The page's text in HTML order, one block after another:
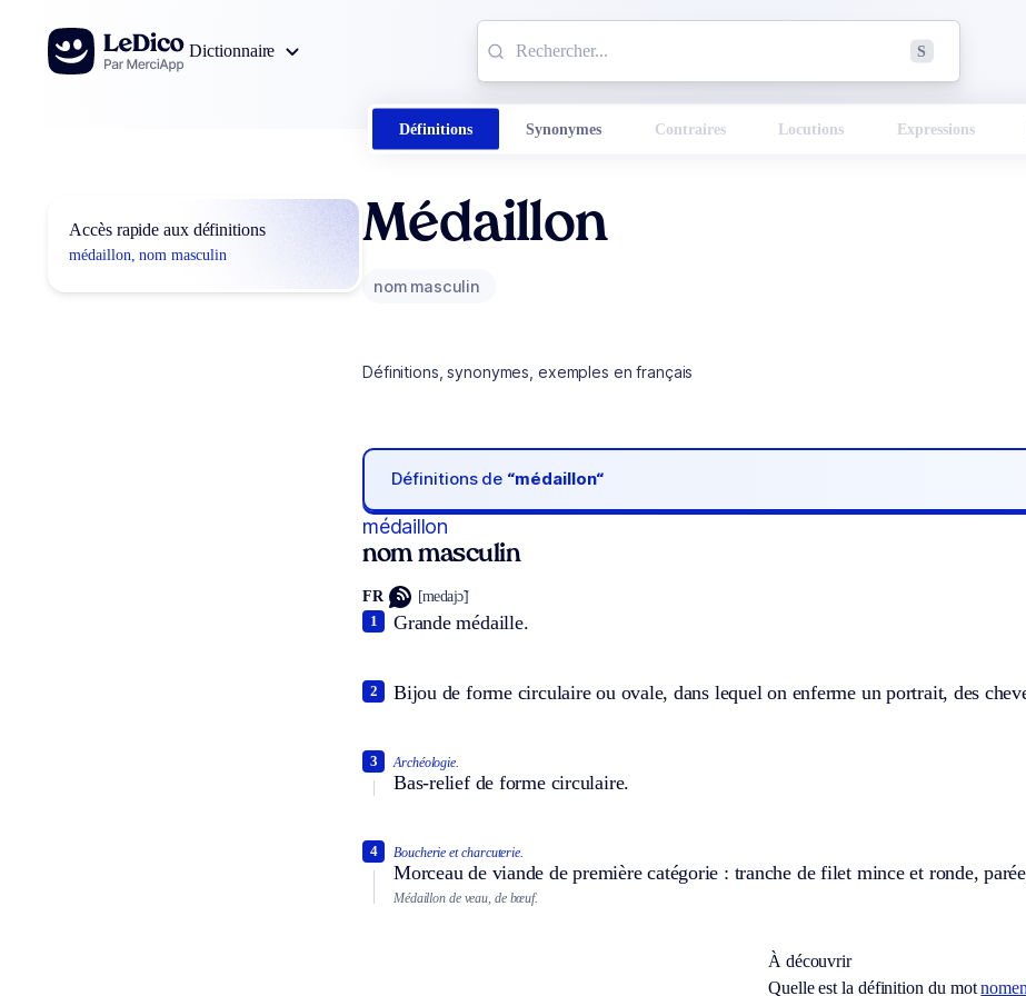
Aller au contenu
Dictionnaire
S
Définitions Synonymes Contraires Locutions Expressions
Accès rapide aux définitions
médaillon, nom masculin
Médaillon
nom masculin
Définitions, synonymes, exemples en français
Définitions de “médaillon“
médaillon
nom masculin
FR [medajɔ̃]
Grande médaille.
1
Bijou de forme circulaire ou ovale, dans lequel on enferme un portrait, des
2
Archéologie.
Bas-relief de forme circulaire.
3
Boucherie et charcuterie.
Morceau de viande de première catégorie : tranche de filet mince et ronde,
4
Médaillon de veau, de bœuf.
À découvrir
Quelle est la définition du motnomen